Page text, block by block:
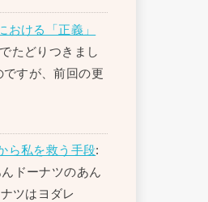
おける「正義」
たどりつきまし
すが、前回の更
ら私を救う手段:
ドーナツのあん
ツはヨダレ